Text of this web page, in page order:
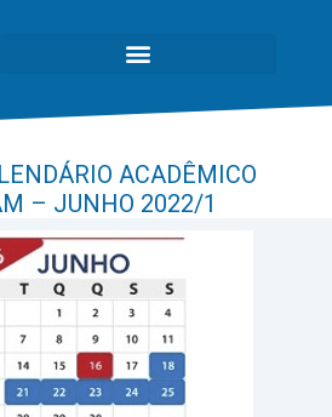
ACADÊMICO
– JUNHO 2022/1